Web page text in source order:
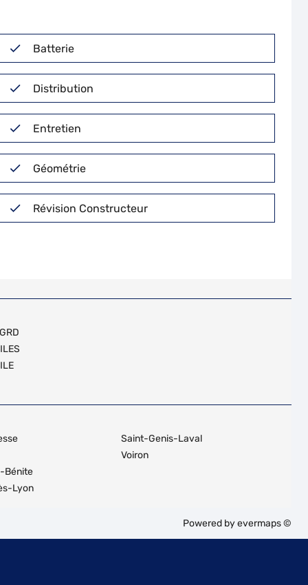
Batterie
Distribution
Entretien
Géométrie
Révision Constructeur
Bénite
Lyon
Saint-Genis-Laval
Voiron
Powered byevermaps ©